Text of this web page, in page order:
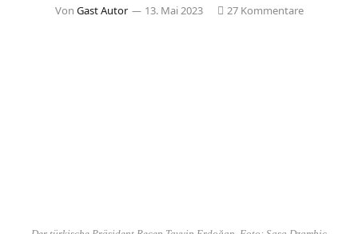
Von Gast Autor 13. Mai 2023 27 Kommentare